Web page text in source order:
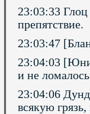
23:03:33
препятствие.
23:03:47
23:04:03
и не
23:04:06
всякую